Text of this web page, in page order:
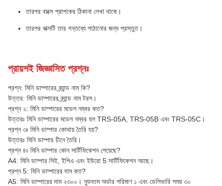
তারপর বাক্সে প্রাপকের ঠিকানা লেখা থাকে।
তারপর বাক্সটি তার গন্তব্যে পাঠানোর জন্য প্রস্তুত।
প্রায়শই জিজ্ঞাসিত প্রশ্নঃ
প্রশ্ন: মিনি ডাম্পারের ব্র্যান্ড নাম কি?
উত্তর: মিনি ডাম্পারের ব্র্যান্ড নাম টরস।
প্রশ্ন ২: মিনি ডাম্পারের মডেল নম্বর কত?
উত্তরঃ মিনি ডাম্পারের মডেল নম্বর হল TRS-05A, TRS-05B এবং TRS-05C।
প্রশ্ন ৩ঃ মিনি ডাম্পার কোথায় তৈরি হয়?
উত্তরঃ মিনি ডাম্পার চীনে তৈরি।
প্রশ্ন ৪ঃ মিনি ডাম্পার কোন সার্টিফিকেশন পেয়েছে?
A4: মিনি ডাম্পার সিই, ইপিএ এবং ইউরো 5 সার্টিফিকেশন আছে।
প্রশ্ন 5: মিনি ডাম্পারের দাম কত?
A5: মিনি ডাম্পারের দাম ২৩০০। ন্যূনতম অর্ডার পরিমাণ ১ এবং ডেলিভারি সময় ৩০